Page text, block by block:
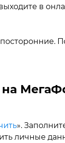
в
».
личные